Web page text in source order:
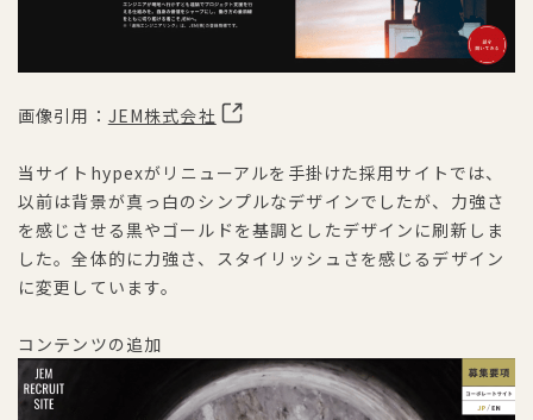
画像引用： JEM株式会社
当サイトhypexがリニューアルを手掛けた採用サイトでは、
以前は背景が真っ白のシンプルなデザインでしたが、力強さ
を感じさせる黒やゴールドを基調としたデザインに刷新しま
した。全体的に力強さ、スタイリッシュさを感じるデザイン
に変更しています。
コンテンツの追加